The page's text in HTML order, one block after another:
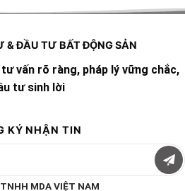
& ĐẦU TƯ BẤT ĐỘNG SẢN
vấn rõ ràng, pháp lý vững chắc,
tư sinh lời
KÝ NHẬN TIN
MDA VIỆT NAM